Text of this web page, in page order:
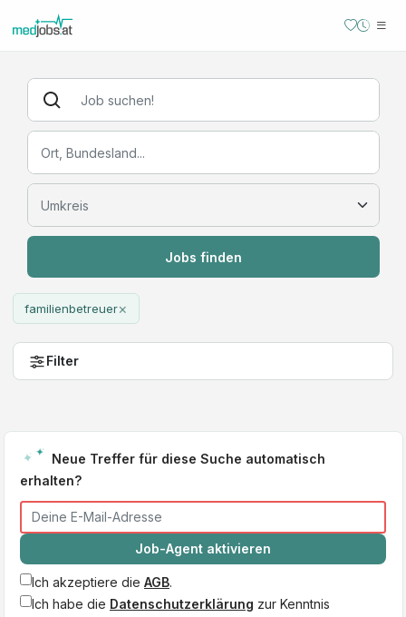
Jobs finden
familienbetreuer×
Filter
Neue Treffer für diese Suche automatisch
erhalten?
Job-Agent aktivieren
Ich akzeptiere die AGB.
Ich habe die Datenschutzerklärung zur Kenntnis